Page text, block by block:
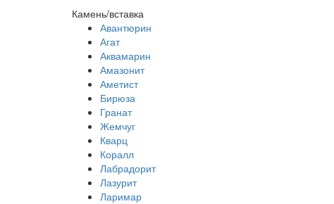
Камень/вставка
Авантюрин
Агат
Аквамарин
Амазонит
Аметист
Бирюза
Гранат
Жемчуг
Кварц
Коралл
Лабрадорит
Лазурит
Ларимар